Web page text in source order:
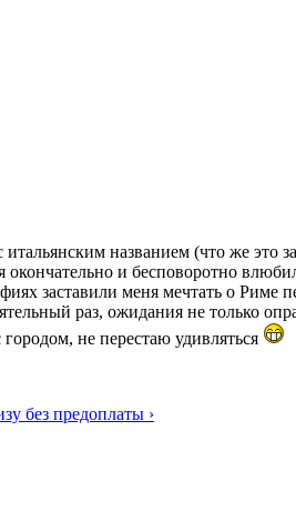
названием (что же это
окончательно и бесповоротно
заставили меня мечтать о
раз, ожидания не только
не перестаю удивляться
без предоплаты ›